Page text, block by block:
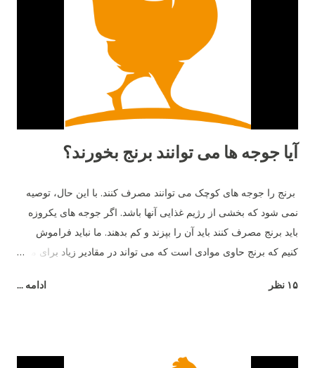
ميرقصد. ١٤- مرغ هاي مادر معلمان خوبي هستند. آن ها مي توانند به
جوجه هاي خود بياموزند چه چيزهايي براي خوردن خوب و يا بد است و
از بعضي دانه هايي كه رنگ هايشان را مي شناسند و براي آن ها بد
است دوري كنند. ١٥- بهترين دوست آن ها حمام خاك است. آن ها
آیا جوجه ها می توانند برنج بخورند؟
برنج را جوجه های کوچک می توانند مصرف کنند. با این حال، توصیه
نمی شود که بخشی از رژیم غذایی آنها باشد. اگر جوجه های یکروزه
باید برنج مصرف کنند باید آن را بپزند و کم بدهند. ما نباید فراموش
کنیم که برنج حاوی موادی است که می تواند در مقادیر زیاد برای مرغ
۱۵ نظر ادامه ...